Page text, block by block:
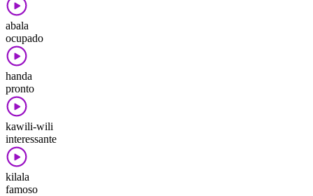
abala
ocupado
handa
pronto
kawili-wili
interessante
kilala
famoso